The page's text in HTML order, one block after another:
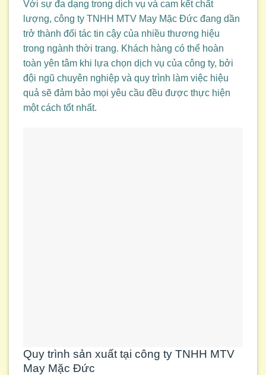
Với sự đa dạng trong dịch vụ và cam kết chất
lượng, công ty TNHH MTV May Mặc Đức đang dần
trở thành đối tác tin cậy của nhiều thương hiệu
trong ngành thời trang. Khách hàng có thể hoàn
toàn yên tâm khi lựa chọn dịch vụ của công ty, bởi
đội ngũ chuyên nghiệp và quy trình làm việc hiệu
quả sẽ đảm bảo mọi yêu cầu đều được thực hiện
một cách tốt nhất.
Quy trình sản xuất tại công ty TNHH MTV
May Mặc Đức